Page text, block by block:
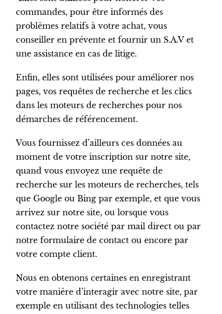
commandes, pour être informés des
problèmes relatifs à votre achat, vous
conseiller en prévente et fournir un S.A.V et
une assistance en cas de litige.
Enfin, elles sont utilisées pour améliorer nos
pages, vos requêtes de recherche et les clics
dans les moteurs de recherches pour nos
démarches de référencement.
Vous fournissez d’ailleurs ces données au
moment de votre inscription sur notre site,
quand vous envoyez une requête de
recherche sur les moteurs de recherches, tels
que Google ou Bing par exemple, et que vous
arrivez sur notre site, ou lorsque vous
contactez notre société par mail direct ou par
notre formulaire de contact ou encore par
votre compte client.
Nous en obtenons certaines en enregistrant
votre manière d’interagir avec notre site, par
exemple en utilisant des technologies telles